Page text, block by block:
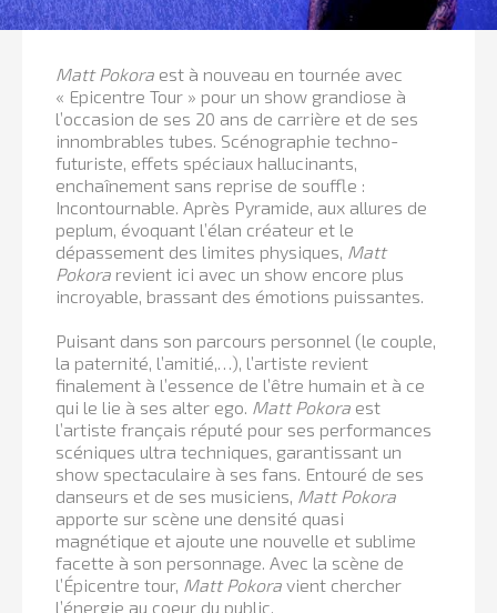
Matt Pokora est à nouveau en tournée avec
« Epicentre Tour » pour un show grandiose à
l’occasion de ses 20 ans de carrière et de ses
innombrables tubes. Scénographie techno-
futuriste, effets spéciaux hallucinants,
enchaînement sans reprise de souffle :
Incontournable. Après Pyramide, aux allures de
peplum, évoquant l’élan créateur et le
dépassement des limites physiques, Matt
Pokora revient ici avec un show encore plus
incroyable, brassant des émotions puissantes.
Puisant dans son parcours personnel (le couple,
la paternité, l’amitié,…), l’artiste revient
finalement à l’essence de l’être humain et à ce
qui le lie à ses alter ego. Matt Pokora est
l’artiste français réputé pour ses performances
scéniques ultra techniques, garantissant un
show spectaculaire à ses fans. Entouré de ses
danseurs et de ses musiciens, Matt Pokora
apporte sur scène une densité quasi
magnétique et ajoute une nouvelle et sublime
facette à son personnage. Avec la scène de
l’Épicentre tour, Matt Pokora vient chercher
l’énergie au coeur du public.